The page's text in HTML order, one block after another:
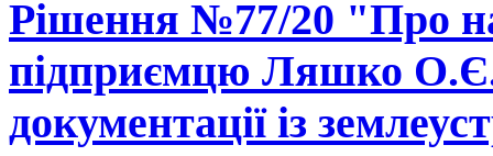
Рішення №77/20 "Про
підприємцю Ляшко О.Є.
документації із